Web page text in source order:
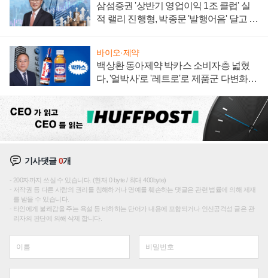
삼섬증권 '상반기 영업이익 1조 클럽' 실
적 랠리 진행형, 박종문 '발행어음' 달고 연
바이오·제약
백상환 동아제약 박카스 소비자층 넓혔
다, '얼박사'로 '레트로'로 제품군 다변화
기사댓글0개
200자까지 쓰실 수 있습니다. (현재 0 byte / 최대 400byte)
저작권 등 다른 사람의 권리를 침해하거나 명예를 훼손하는 댓글은 관련 법률에 의해 제재
를 받을 수 있습니다.
타인에게 불쾌감을 주는 욕설 등 비하하는 단어가 내용에 포함되거나 인신공격성 글은 관
리자의 판단에 의해 삭제 합니다.